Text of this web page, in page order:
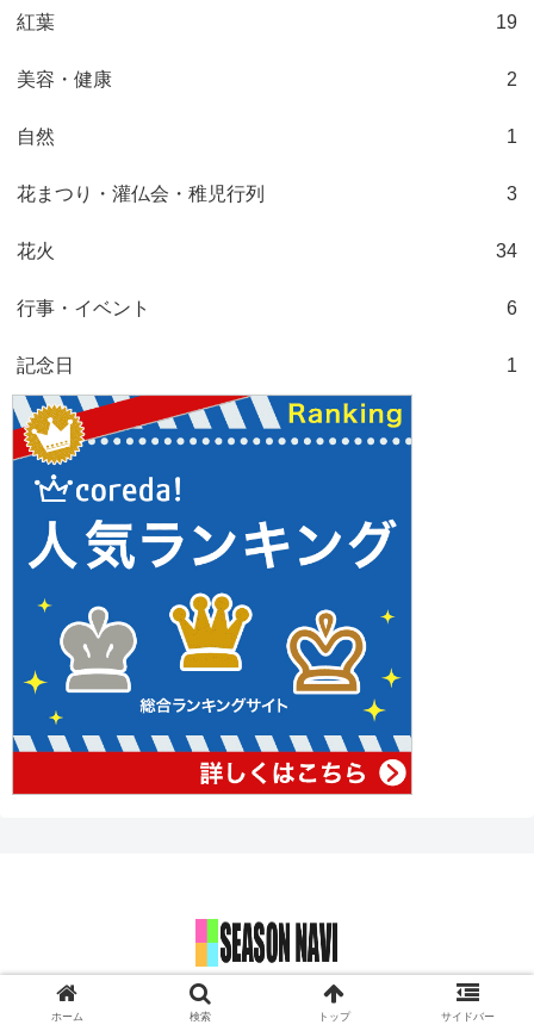
紅葉 19
美容・健康 2
自然 1
花まつり・灌仏会・稚児行列 3
花火 34
行事・イベント 6
記念日 1
© 2017 SEASON NAVI 今年もこの季節がやってきました！.
ホーム 検索 トップ サイドバー